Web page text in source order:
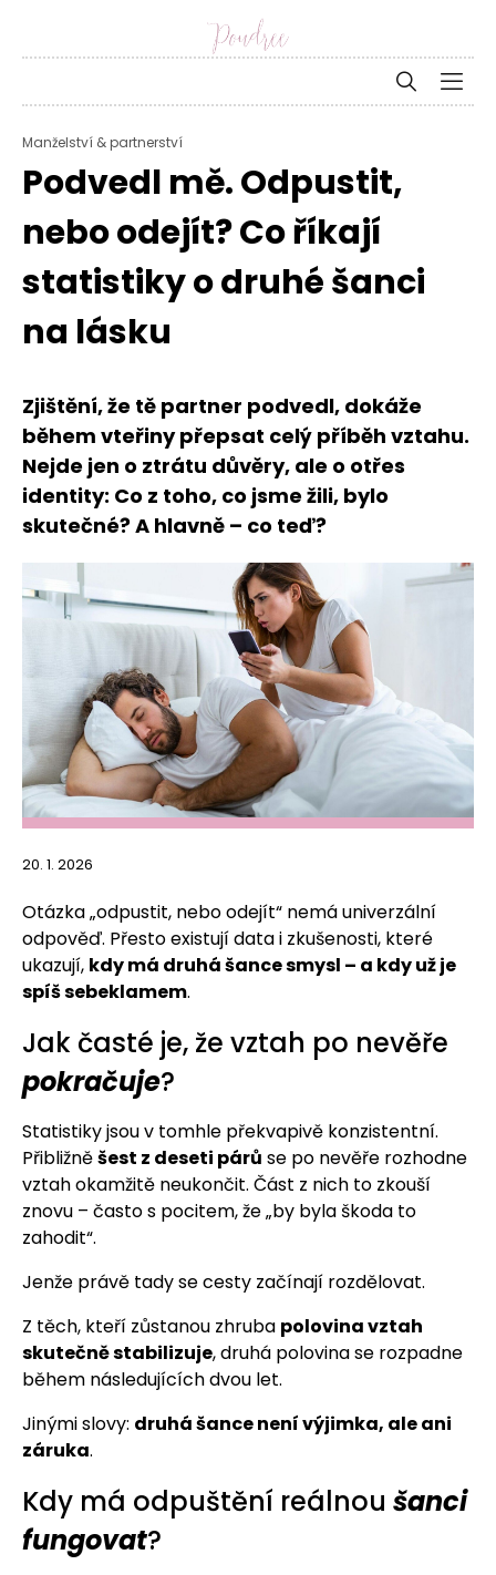
Manželství & partnerství
Podvedl mě. Odpustit,
nebo odejít? Co říkají
statistiky o druhé šanci
na lásku
Zjištění, že tě partner podvedl, dokáže
během vteřiny přepsat celý příběh vztahu.
Nejde jen o ztrátu důvěry, ale o otřes
identity: Co z toho, co jsme žili, bylo
skutečné? A hlavně – co teď?
20. 1. 2026
Otázka „odpustit, nebo odejít“ nemá univerzální
odpověď. Přesto existují data i zkušenosti, které
ukazují, kdy má druhá šance smysl – a kdy už je
spíš sebeklamem.
Jak časté je, že vztah po nevěře
pokračuje?
Statistiky jsou v tomhle překvapivě konzistentní.
Přibližněšest z deseti párů se po nevěře rozhodne
vztah okamžitě neukončit. Část z nich to zkouší
znovu – často s pocitem, že „by byla škoda to
zahodit“.
Jenže právě tady se cesty začínají rozdělovat.
Z těch, kteří zůstanou zhruba polovina vztah
skutečně stabilizuje, druhá polovina se rozpadne
během následujících dvou let.
Jinými slovy: druhá šance není výjimka, ale ani
záruka.
Kdy má odpuštění reálnou šanci
fungovat?